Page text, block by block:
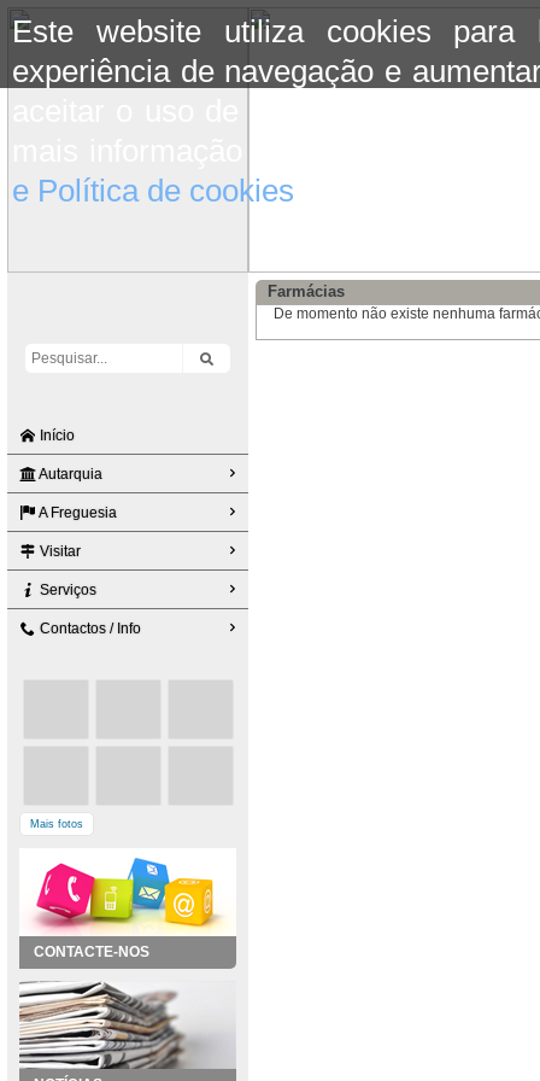
Este website utiliza cookies para
experiência de navegação e
e Política de cookies
Início
Autarquia
A Freguesia
Visitar
Serviços
Contactos / Info
Mais fotos
CONTACTE-NOS
Farmácias
De momento não existe nenhuma